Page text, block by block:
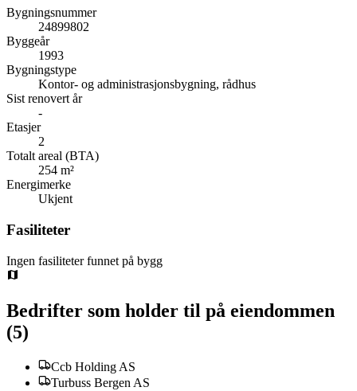
Bygningsnummer
24899802
Byggeår
1993
Bygningstype
Kontor- og administrasjonsbygning, rådhus
Sist renovert år
-
Etasjer
2
Totalt areal (BTA)
254 m²
Energimerke
Ukjent
Fasiliteter
Ingen fasiliteter funnet på bygg
Bedrifter som holder til på eiendommen
(5)
Ccb Holding AS
Turbuss Bergen AS